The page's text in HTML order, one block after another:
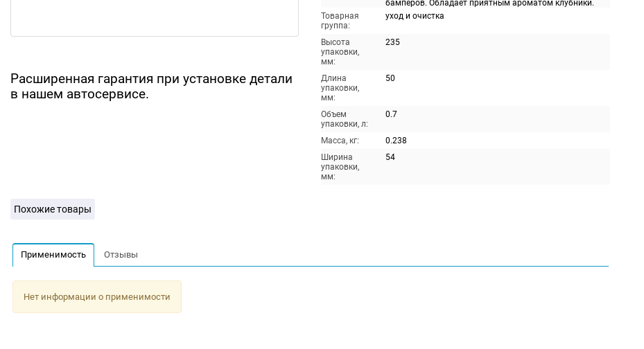
Расширенная гарантия при установке детали
в нашем автосервисе.
бамперов. Обладает приятным ароматом клубники.
Товарная
группа:
уход и очистка
Высота
упаковки,
мм:
235
Длина
упаковки,
мм:
50
Объем
упаковки, л:
0.7
Масса, кг:
0.238
Ширина
упаковки,
мм:
54
Похожие товары
Применимость Отзывы
Нет информации о применимости